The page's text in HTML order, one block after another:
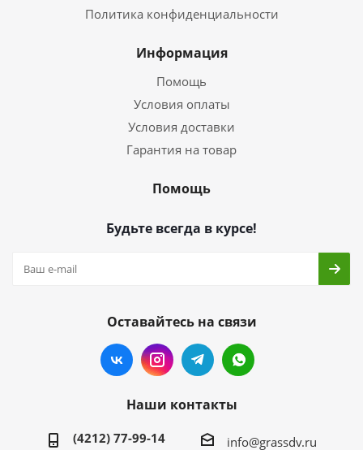
Политика конфиденциальности
Информация
Помощь
Условия оплаты
Условия доставки
Гарантия на товар
Помощь
Будьте всегда в курсе!
Оставайтесь на связи
Наши контакты
(4212) 77-99-14 info@grassdv.ru